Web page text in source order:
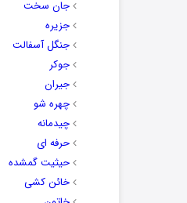
جان سخت
جزیره
جنگل آسفالت
جوکر
جیران
چهره شو
چیدمانه
حرفه ای
حیثیت گمشده
خائن کشی